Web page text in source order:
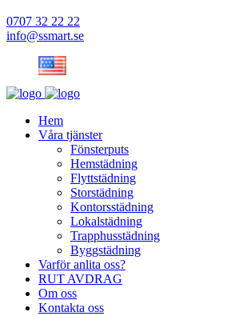
0707 32 22 22
info@ssmart.se
Hem
Våra tjänster
Fönsterputs
Hemstädning
Flyttstädning
Storstädning
Kontorsstädning
Lokalstädning
Trapphusstädning
Byggstädning
Varför anlita oss?
RUT AVDRAG
Om oss
Kontakta oss